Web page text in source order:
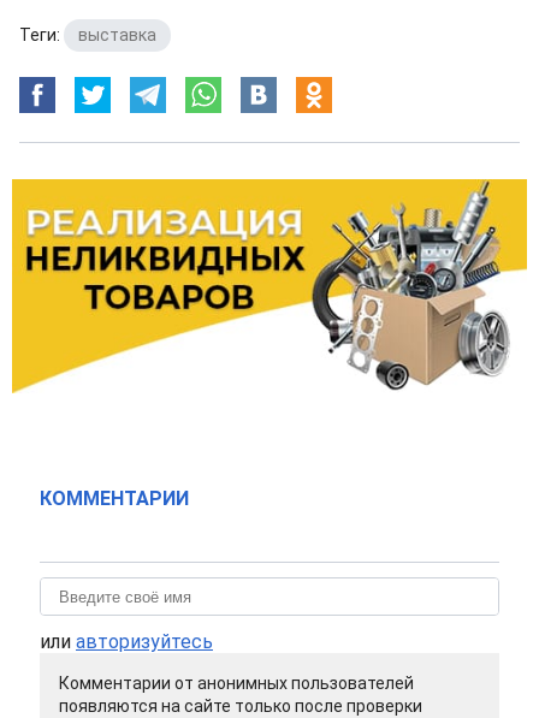
Теги: выставка
КОММЕНТАРИИ
или авторизуйтесь
Комментарии от анонимных пользователей
появляются на сайте только после проверки